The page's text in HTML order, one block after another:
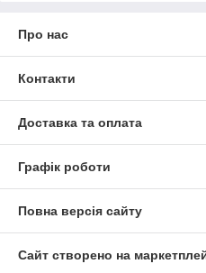
Про нас
Контакти
Доставка та оплата
Графік роботи
Повна версія сайту
Сайт створено на